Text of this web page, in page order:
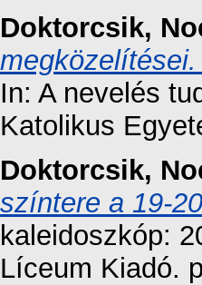
Doktorcsik,
In: A nevelés
Katolikus
Doktorcsik,
színtere a 19-
kaleidoszkóp:
Líceum Kiadó.